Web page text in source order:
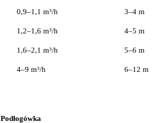
0,9–1,1 m³/h 3–4 m
1,2–1,6 m³/h 4–5 m
1,6–2,1 m³/h 5–6 m
4–9 m³/h 6–12 m
Podłogówka